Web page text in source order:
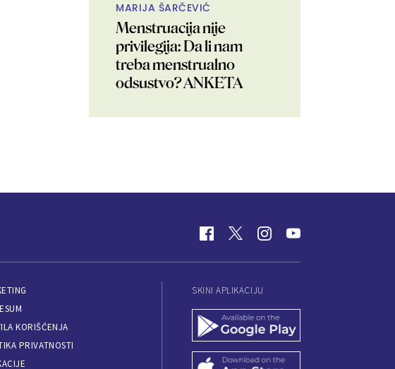
MARIJA ŠARČEVIĆ
Menstruacija nije
privilegija: Da li nam
treba menstrualno
odsustvo? ANKETA
KORIŠĆENJA
PRIVATNOSTI
SKINI APLIKACIJU